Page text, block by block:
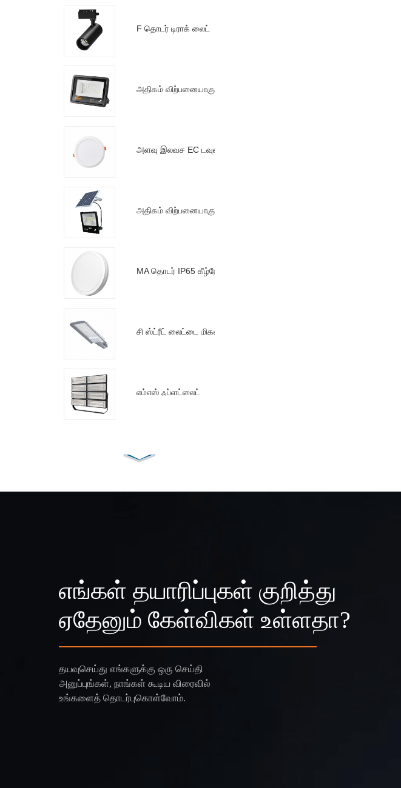
F தொடர் டிராக் லைட்
அளவு இலவச EC டவுன் லைட்
எம்எஸ் ஃப்ளட்லைட்
எங்கள் தயாரிப்புகள் குறித்து
ஏதேனும் கேள்விகள் உள்ளதா?
தயவுசெய்து எங்களுக்கு ஒரு செய்தி
அனுப்புங்கள், நாங்கள் கூடிய விரைவில்
உங்களைத் தொடர்புகொள்வோம்.